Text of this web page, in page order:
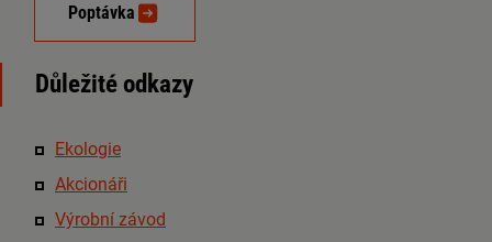
Poptávka
Důležité odkazy
Ekologie
Akcionáři
Výrobní závod